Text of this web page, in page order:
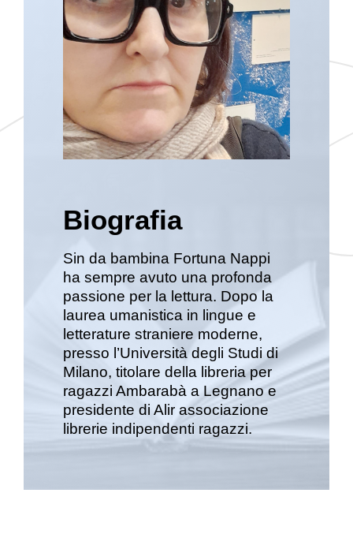
Biografia
Sin da bambina Fortuna Nappi
ha sempre avuto una profonda
passione per la lettura. Dopo la
laurea umanistica in lingue e
letterature straniere moderne,
presso l’Università degli Studi di
Milano, titolare della libreria per
ragazzi Ambarabà a Legnano e
presidente di Alir associazione
librerie indipendenti ragazzi.